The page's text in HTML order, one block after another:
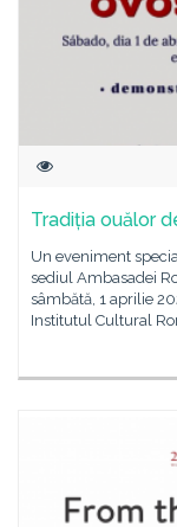
Tradiția ouălor
Un eveniment
sediul Ambasadei
sâmbătă, 1 aprilie
Institutul Cultural